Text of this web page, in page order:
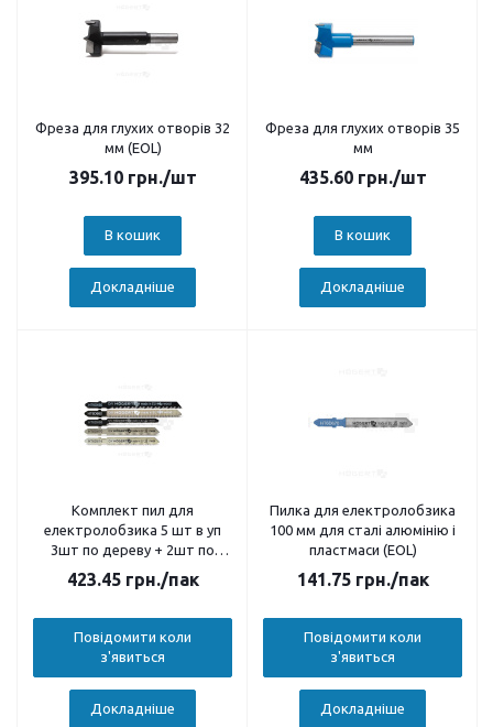
Фреза для глухих отворів 32
мм (EOL)
395.10грн./шт
В кошик
Докладніше
Фреза для глухих отворів 35
мм
435.60грн./шт
В кошик
Докладніше
Комплект пил для
електролобзика 5 шт в уп
3шт по дереву + 2шт по
металу
423.45грн./пак
Повідомити коли
з'явиться
Докладніше
Пилка для електролобзика
100 мм для сталі алюмінію і
пластмаси (EOL)
141.75грн./пак
Повідомити коли
з'явиться
Докладніше